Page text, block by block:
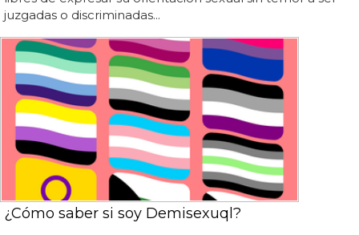
juzgadas o discriminadas...
¿Cómo saber si soy Demisexuql?